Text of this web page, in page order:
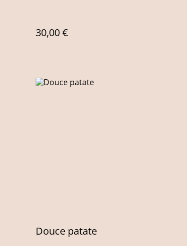
30,00 €
Douce patate